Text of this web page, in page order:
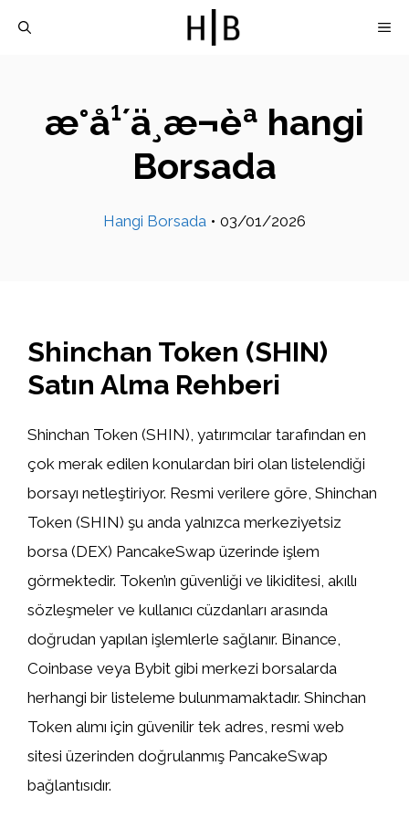
æ°å¹´ä¸­æ¬èª hangi
Borsada
Hangi Borsada • 03/01/2026
Shinchan Token (SHIN)
Satın Alma Rehberi
Shinchan Token (SHIN), yatırımcılar tarafından en
çok merak edilen konulardan biri olan listelendiği
borsayı netleştiriyor. Resmi verilere göre, Shinchan
Token (SHIN) şu anda yalnızca merkeziyetsiz
borsa (DEX) PancakeSwap üzerinde işlem
görmektedir. Token’ın güvenliği ve likiditesi, akıllı
sözleşmeler ve kullanıcı cüzdanları arasında
doğrudan yapılan işlemlerle sağlanır. Binance,
Coinbase veya Bybit gibi merkezi borsalarda
herhangi bir listeleme bulunmamaktadır. Shinchan
Token alımı için güvenilir tek adres, resmi web
sitesi üzerinden doğrulanmış PancakeSwap
bağlantısıdır.